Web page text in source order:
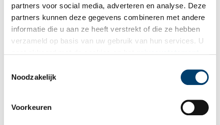
partners voor social media, adverteren en analyse. Deze
partners kunnen deze gegevens combineren met andere
informatie die u aan ze heeft verstrekt of die ze hebben
verzameld op basis van uw gebruik van hun services. U
Noodzakelijk
Voorkeuren